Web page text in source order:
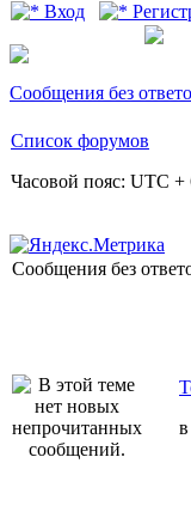
Вход
Сообщения без
Список форумов
Часовой пояс: UTC +
Сообщения без